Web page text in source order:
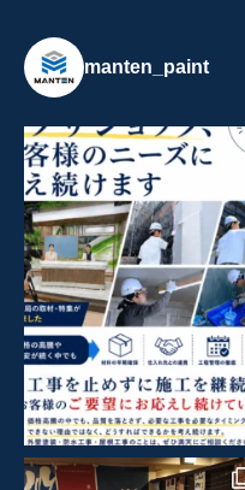
manten_paint